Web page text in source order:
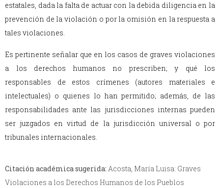
estatales, dada la falta de actuar con la debida diligencia en la
prevención de la violación o por la omisión en la respuesta a
tales violaciones.
Es pertinente señalar que en los casos de graves violaciones
a los derechos humanos no prescriben; y qué los
responsables de estos crímenes (autores materiales e
intelectuales) o quienes lo han permitido; además, de las
responsabilidades ante las jurisdicciones internas pueden
ser juzgados en virtud de la jurisdicción universal o por
tribunales internacionales.
Citación académica sugerida: Acosta, María Luisa: Graves
Violaciones a los Derechos Humanos de los Pueblos